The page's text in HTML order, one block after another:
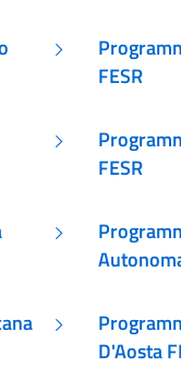
FESR
FESR
D'Aosta